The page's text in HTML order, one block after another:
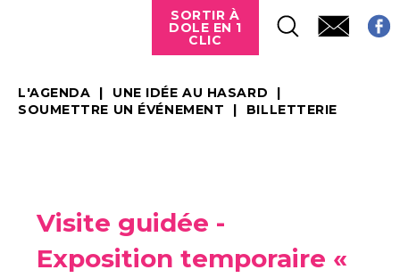
SORTIR À
DOLE EN 1
CLIC
L'AGENDA
UNE IDÉE AU HASARD
SOUMETTRE UN ÉVÉNEMENT
BILLETTERIE
Visite guidée -
Exposition temporaire «